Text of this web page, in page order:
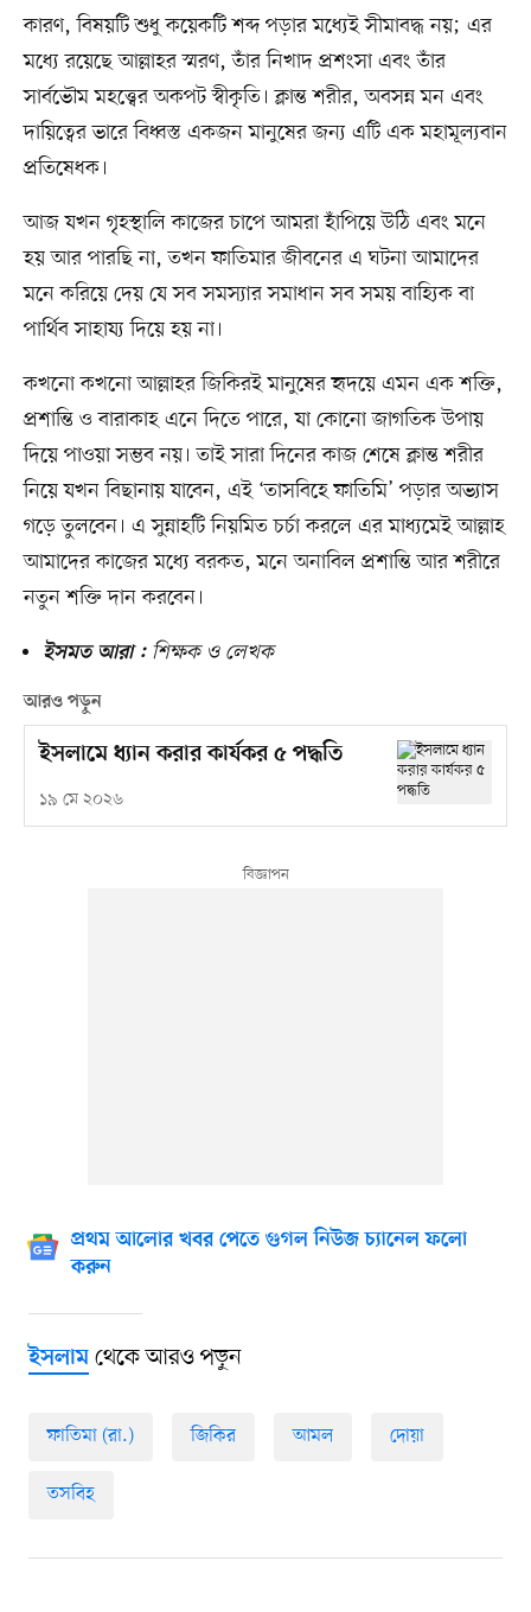
কারণ, বিষয়টি শুধু কয়েকটি শব্দ পড়ার মধ্যেই সীমাবদ্ধ নয়; এর
মধ্যে রয়েছে আল্লাহর স্মরণ, তাঁর নিখাদ প্রশংসা এবং তাঁর
সার্বভৌম মহত্ত্বের অকপট স্বীকৃতি। ক্লান্ত শরীর, অবসন্ন মন এবং
দায়িত্বের ভারে বিধ্বস্ত একজন মানুষের জন্য এটি এক মহামূল্যবান
প্রতিষেধক।
আজ যখন গৃহস্থালি কাজের চাপে আমরা হাঁপিয়ে উঠি এবং মনে
হয় আর পারছি না, তখন ফাতিমার জীবনের এ ঘটনা আমাদের
মনে করিয়ে দেয় যে সব সমস্যার সমাধান সব সময় বাহ্যিক বা
পার্থিব সাহায্য দিয়ে হয় না।
কখনো কখনো আল্লাহর জিকিরই মানুষের হৃদয়ে এমন এক শক্তি,
প্রশান্তি ও বারাকাহ এনে দিতে পারে, যা কোনো জাগতিক উপায়
দিয়ে পাওয়া সম্ভব নয়। তাই সারা দিনের কাজ শেষে ক্লান্ত শরীর
নিয়ে যখন বিছানায় যাবেন, এই ‘তাসবিহে ফাতিমি’ পড়ার অভ্যাস
গড়ে তুলবেন। এ সুন্নাহটি নিয়মিত চর্চা করলে এর মাধ্যমেই আল্লাহ
আমাদের কাজের মধ্যে বরকত, মনে অনাবিল প্রশান্তি আর শরীরে
নতুন শক্তি দান করবেন।
ইসমত আরা :শিক্ষক ও লেখক
আরও পড়ুন
ইসলামে ধ্যান করার কার্যকর ৫ পদ্ধতি
১৯ মে ২০২৬
প্রথম আলোর খবর পেতে গুগল নিউজ চ্যানেল ফলো
করুন
ইসলামথেকে আরও পড়ুন
ফাতিমা (রা.) জিকির আমল দোয়া
তসবিহ